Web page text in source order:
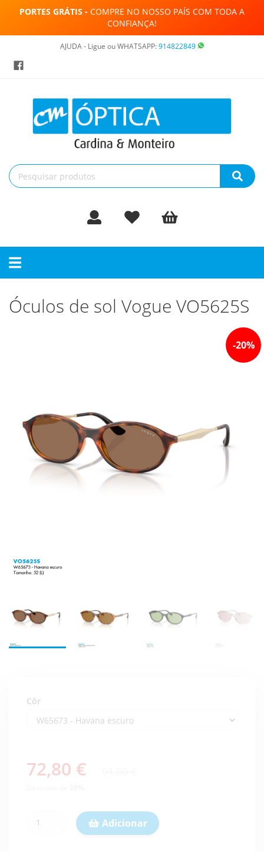
PORTES GRÁTIS - COMPRE NO NOSSO PAÍS COM TODA A
CONFIANÇA!
AJUDA - Ligue ou WHATSAPP:914822849
Toggle
navigation
Óculos de sol Vogue VO5625S
-20%
Côr
72,80 €
Adicionar